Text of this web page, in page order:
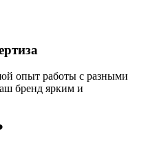
опыт работы с разными
бренд ярким и